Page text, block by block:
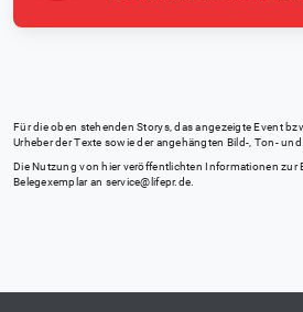
Für die oben stehenden Storys, das angezeigte Event
Urheber der Texte sowie der angehängten Bild-, Ton-
Die Nutzung von hier veröffentlichten Informationen zur
Belegexemplar an service@lifepr.de